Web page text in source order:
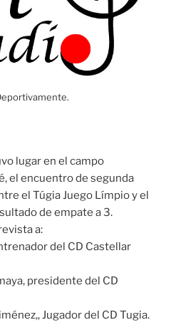
lugar en el campo
el encuentro de segunda
el Túgia Juego Límpio y el
de empate a 3.
a:
del CD Castellar
presidente del CD
Jugador del CD Tugia.